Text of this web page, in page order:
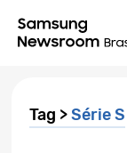
Tag >Série S